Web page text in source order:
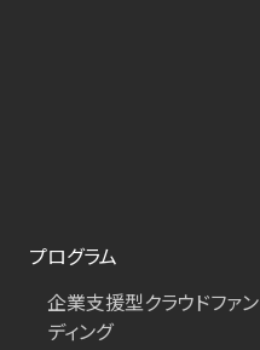
プログラム
企業支援型クラウドファン
ディング